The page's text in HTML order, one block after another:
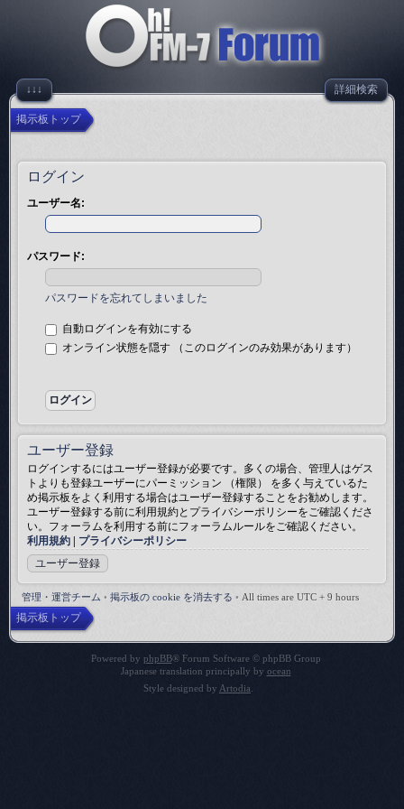
↓↓↓ 詳細検索
掲示板トップ
ログイン
ユーザー名:
パスワード:
パスワードを忘れてしまいました
自動ログインを有効にする
オンライン状態を隠す （このログインのみ効果があります）
ユーザー登録
ログインするにはユーザー登録が必要です。多くの場合、管理人はゲス
トよりも登録ユーザーにパーミッション （権限） を多く与えているた
め掲示板をよく利用する場合はユーザー登録することをお勧めします。
ユーザー登録する前に利用規約とプライバシーポリシーをご確認くださ
い。フォーラムを利用する前にフォーラムルールをご確認ください。
利用規約
プライバシーポリシー
ユーザー登録
管理・運営チーム • 掲示板の cookie を消去する • All times are UTC + 9 hours
掲示板トップ
Powered by phpBB® Forum Software © phpBB Group
Japanese translation principally by ocean
Style designed by Artodia